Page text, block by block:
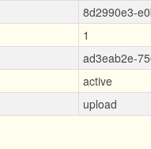
8d2990e3-
1
ad3eab2e-
active
upload